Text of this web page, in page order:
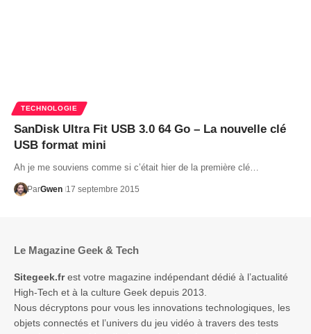
TECHNOLOGIE
SanDisk Ultra Fit USB 3.0 64 Go – La nouvelle clé
USB format mini
Ah je me souviens comme si c’était hier de la première clé…
ParGwen 17 septembre 2015
Le Magazine Geek & Tech
Sitegeek.frest votre magazine indépendant dédié à l’actualité
High-Tech et à la culture Geek depuis 2013.
Nous décryptons pour vous les innovations technologiques, les
objets connectés et l’univers du jeu vidéo à travers des tests